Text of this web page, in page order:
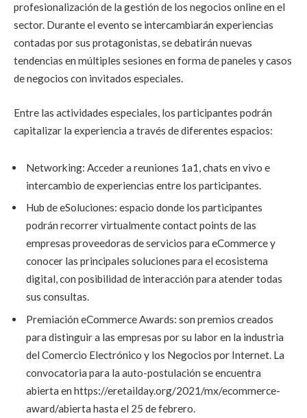
profesionalización de la gestión de los negocios online en el
sector. Durante el evento se intercambiarán experiencias
contadas por sus protagonistas, se debatirán nuevas
tendencias en múltiples sesiones en forma de paneles y casos
de negocios con invitados especiales.
Entre las actividades especiales, los participantes podrán
capitalizar la experiencia a través de diferentes espacios:
Networking: Acceder a reuniones 1a1, chats en vivo e
intercambio de experiencias entre los participantes.
Hub de eSoluciones: espacio donde los participantes
podrán recorrer virtualmente contact points de las
empresas proveedoras de servicios para eCommerce y
conocer las principales soluciones para el ecosistema
digital, con posibilidad de interacción para atender todas
sus consultas.
Premiación eCommerce Awards: son premios creados
para distinguir a las empresas por su labor en la industria
del Comercio Electrónico y los Negocios por Internet. La
convocatoria para la auto-postulación se encuentra
abierta en https://eretailday.org/2021/mx/ecommerce-
award/abierta hasta el 25 de febrero.